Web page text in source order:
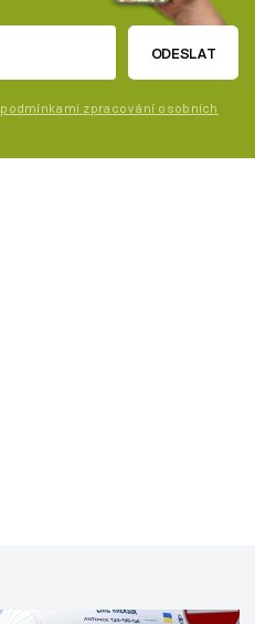
ODESLAT
podmínkami zpracování osobních